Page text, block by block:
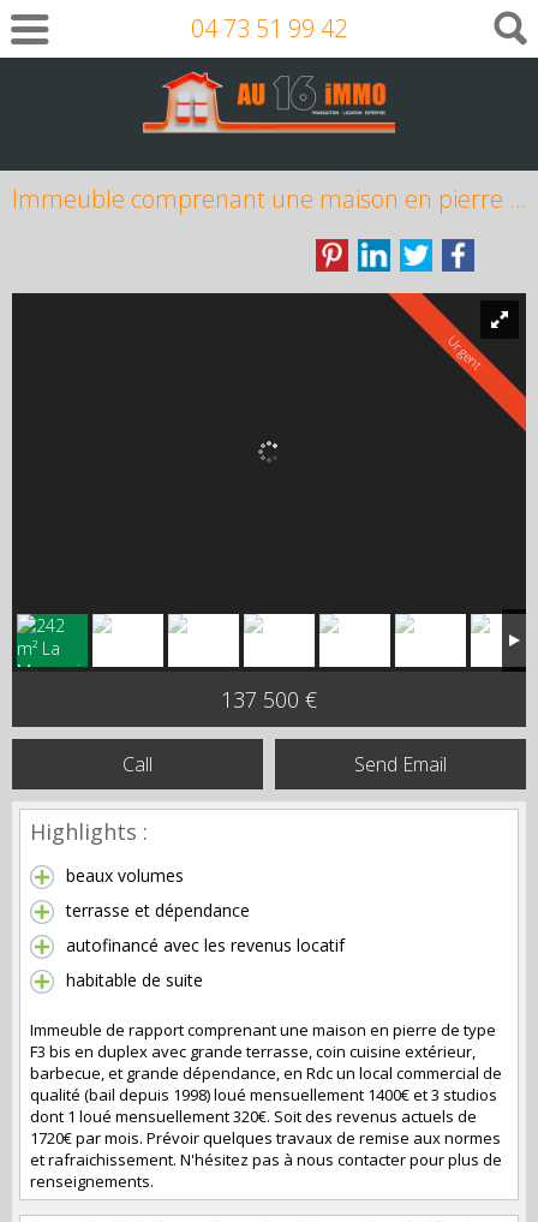
04 73 51 99 42
Immeuble comprenant une maison en pierre et du locatif
Urgent
137 500 €
Call Send Email
Highlights :
beaux volumes
terrasse et dépendance
autofinancé avec les revenus locatif
habitable de suite
Immeuble de rapport comprenant une maison en pierre de type
F3 bis en duplex avec grande terrasse, coin cuisine extérieur,
barbecue, et grande dépendance, en Rdc un local commercial de
qualité (bail depuis 1998) loué mensuellement 1400€ et 3 studios
dont 1 loué mensuellement 320€. Soit des revenus actuels de
1720€ par mois. Prévoir quelques travaux de remise aux normes
et rafraichissement. N'hésitez pas à nous contacter pour plus de
renseignements.